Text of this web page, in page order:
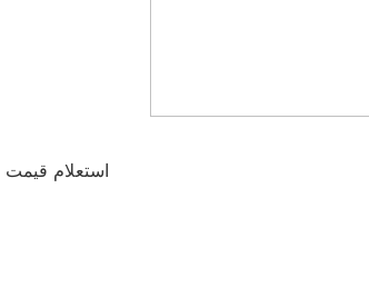
استعلام قیمت طرح توجیهی: ۰۳۶۱ ۰۰۶ ۰۹۱۲